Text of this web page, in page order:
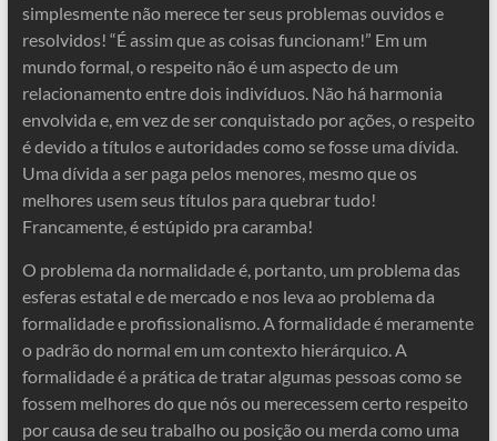
simplesmente não merece ter seus problemas ouvidos e
resolvidos! “É assim que as coisas funcionam!” Em um
mundo formal, o respeito não é um aspecto de um
relacionamento entre dois indivíduos. Não há harmonia
envolvida e, em vez de ser conquistado por ações, o respeito
é devido a títulos e autoridades como se fosse uma dívida.
Uma dívida a ser paga pelos menores, mesmo que os
melhores usem seus títulos para quebrar tudo!
Francamente, é estúpido pra caramba!
O problema da normalidade é, portanto, um problema das
esferas estatal e de mercado e nos leva ao problema da
formalidade e profissionalismo. A formalidade é meramente
o padrão do normal em um contexto hierárquico. A
formalidade é a prática de tratar algumas pessoas como se
fossem melhores do que nós ou merecessem certo respeito
por causa de seu trabalho ou posição ou merda como uma